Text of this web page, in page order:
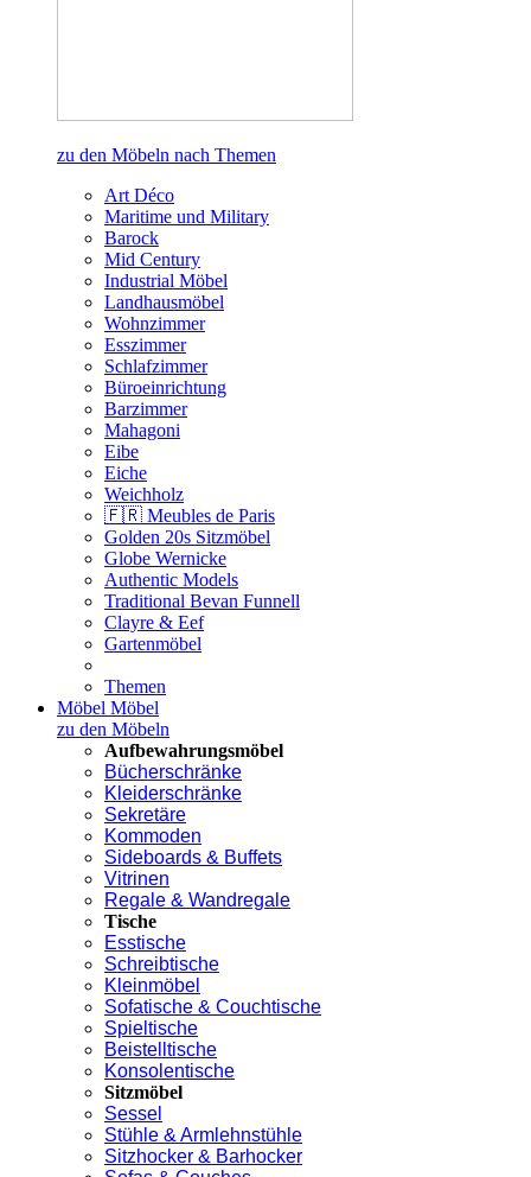
zu den Möbeln nach Themen
Art Déco
Maritime und Military
Barock
Mid Century
Industrial Möbel
Landhausmöbel
Wohnzimmer
Esszimmer
Schlafzimmer
Büroeinrichtung
Barzimmer
Mahagoni
Eibe
Eiche
Weichholz
🇫🇷 Meubles de Paris
Golden 20s Sitzmöbel
Globe Wernicke
Authentic Models
Traditional Bevan Funnell
Clayre & Eef
Gartenmöbel
Themen
Möbel Möbel
zu den Möbeln
Aufbewahrungsmöbel
Bücherschränke
Kleiderschränke
Sekretäre
Kommoden
Sideboards & Buffets
Vitrinen
Regale & Wandregale
Tische
Esstische
Schreibtische
Kleinmöbel
Sofatische & Couchtische
Spieltische
Beistelltische
Konsolentische
Sitzmöbel
Sessel
Stühle & Armlehnstühle
Sitzhocker & Barhocker